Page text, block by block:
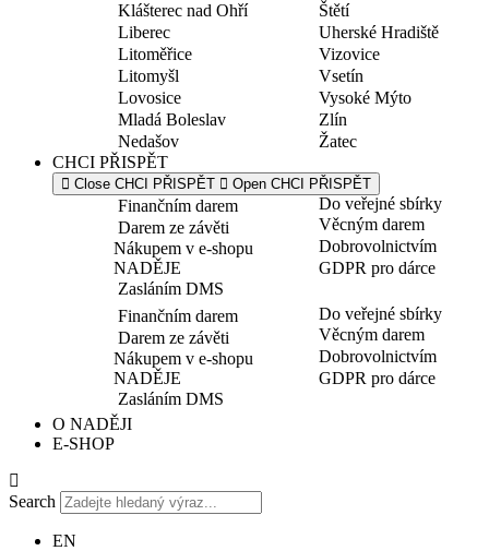
Klášterec nad Ohří
Liberec
Litoměřice
Litomyšl
Lovosice
Mladá Boleslav
Nedašov
Štětí
Uherské Hradiště
Vizovice
Vsetín
Vysoké Mýto
Zlín
Žatec
CHCI PŘISPĚT
Close CHCI PŘISPĚT Open CHCI PŘISPĚT
Finančním darem
Darem ze závěti
Nákupem v e-shopu
NADĚJE
Zasláním DMS
Do veřejné sbírky
Věcným darem
Dobrovolnictvím
GDPR pro dárce
Finančním darem
Darem ze závěti
Nákupem v e-shopu
NADĚJE
Zasláním DMS
Do veřejné sbírky
Věcným darem
Dobrovolnictvím
GDPR pro dárce
O NADĚJI
E-SHOP
Search
EN